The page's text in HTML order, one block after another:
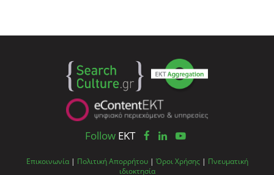
Follow EKT
Επικοινωνία | Πολιτική Απορρήτου | Όροι Χρήσης | Πνευματική
ιδιοκτησία